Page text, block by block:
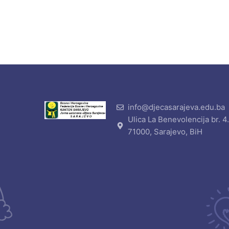
info@djecasarajeva.edu.ba
Ulica La Benevolencija br. 4.
71000, Sarajevo, BiH